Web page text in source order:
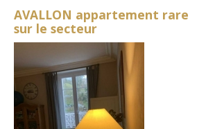
AVALLON appartement rare
sur le secteur